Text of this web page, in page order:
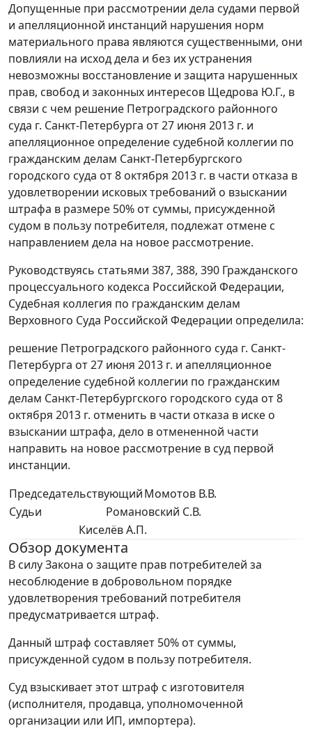
Допущенные при рассмотрении дела судами первой
и апелляционной инстанций нарушения норм
материального права являются существенными, они
повлияли на исход дела и без их устранения
невозможны восстановление и защита нарушенных
прав, свобод и законных интересов Щедрова Ю.Г., в
связи с чем решение Петроградского районного
суда г. Санкт-Петербурга от 27 июня 2013 г. и
апелляционное определение судебной коллегии по
гражданским делам Санкт-Петербургского
городского суда от 8 октября 2013 г. в части отказа в
удовлетворении исковых требований о взыскании
штрафа в размере 50% от суммы, присужденной
судом в пользу потребителя, подлежат отмене с
направлением дела на новое рассмотрение.
Руководствуясь статьями 387, 388, 390 Гражданского
процессуального кодекса Российской Федерации,
Судебная коллегия по гражданским делам
Верховного Суда Российской Федерации определила:
решение Петроградского районного суда г. Санкт-
Петербурга от 27 июня 2013 г. и апелляционное
определение судебной коллегии по гражданским
делам Санкт-Петербургского городского суда от 8
октября 2013 г. отменить в части отказа в иске о
взыскании штрафа, дело в отмененной части
направить на новое рассмотрение в суд первой
инстанции.
ПредседательствующийМомотов В.В.
Судьи
Романовский С.В.
Киселёв А.П.
Обзор документа
В силу Закона о защите прав потребителей за
несоблюдение в добровольном порядке
удовлетворения требований потребителя
предусматривается штраф.
Данный штраф составляет 50% от суммы,
присужденной судом в пользу потребителя.
Суд взыскивает этот штраф с изготовителя
(исполнителя, продавца, уполномоченной
организации или ИП, импортера).